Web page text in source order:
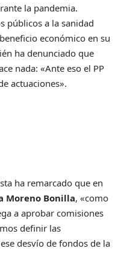
la pandemia.
públicos a la sanidad
económico en su
ha denunciado que
nada: «Ante eso el PP
actuaciones».
ha remarcado que en
Moreno Bonilla, «como
a aprobar comisiones
definir las
desvío de fondos de la